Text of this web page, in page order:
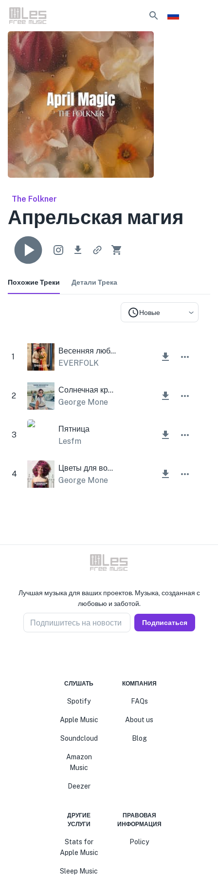
The Folkner
Апрельская магия
Похожие Треки Детали Трека
Новые
1
Весенняя любовь
EVERFOLK
2
Солнечная красота
George Mone
3
Пятница
Lesfm
4
Цветы для волос
George Mone
Лучшая музыка для ваших проектов. Музыка, созданная с
любовью и заботой.
Подпишитесь на новости Подписаться
СЛУШАТЬ
Spotify
Apple Music
Soundcloud
Amazon
Music
Deezer
КОМПАНИЯ
FAQs
About us
Blog
ДРУГИЕ
УСЛУГИ
Stats for
Apple Music
Sleep Music
ПРАВОВАЯ
ИНФОРМАЦИЯ
Policy